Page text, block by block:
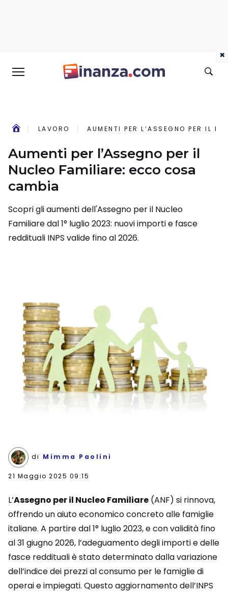
LAVORO AUMENTI PER L’ASSEGNO PER IL
Aumenti per l’Assegno per il
Nucleo Familiare: ecco cosa
cambia
Scopri gli aumenti dell'Assegno per il Nucleo
Familiare dal 1° luglio 2023: nuovi importi e fasce
reddituali INPS valide fino al 2026.
di Mimma Paolini
21 Maggio 2025 09:15
L’Assegno per il Nucleo Familiare (ANF) si rinnova,
offrendo un aiuto economico concreto alle famiglie
italiane. A partire dal 1° luglio 2023, e con validità fino
al 31 giugno 2026, l’adeguamento degli importi e delle
fasce reddituali è stato determinato dalla variazione
dell’indice dei prezzi al consumo per le famiglie di
operai e impiegati. Questo aggiornamento dell’INPS
×